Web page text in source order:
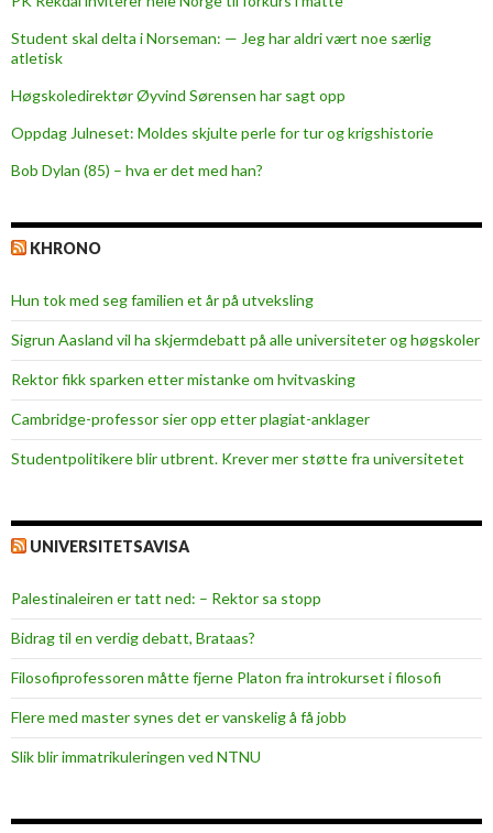
Student skal delta i Norseman: — Jeg har aldri vært noe særlig
atletisk
Høgskoledirektør Øyvind Sørensen har sagt opp
Oppdag Julneset: Moldes skjulte perle for tur og krigshistorie
Bob Dylan (85) – hva er det med han?
KHRONO
Hun tok med seg familien et år på utveksling
Sigrun Aasland vil ha skjerm­debatt på alle universiteter og høgskoler
Rektor fikk sparken etter mistanke om hvitvasking
Cambridge-professor sier opp etter plagiat-anklager
Studentpolitikere blir utbrent. Krever mer støtte fra universitetet
UNIVERSITETSAVISA
Palestinaleiren er tatt ned: – Rektor sa stopp
Bidrag til en verdig debatt, Brataas?
Filosofiprofessoren måtte fjerne Platon fra introkurset i filosofi
Flere med master synes det er vanskelig å få jobb
Slik blir immatrikuleringen ved NTNU